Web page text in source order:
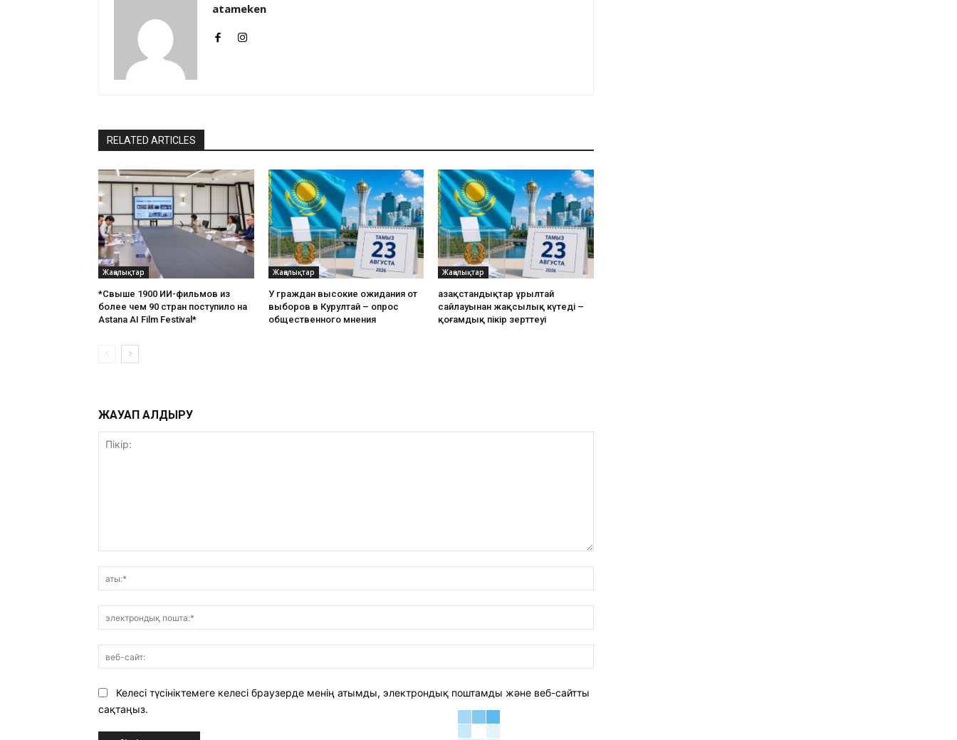
atameken
RELATED ARTICLES
Жаңалықтар
*Свыше 1900 ИИ-фильмов из
более чем 90 стран поступило на
Astana AI Film Festival*
Жаңалықтар
У граждан высокие ожидания от
выборов в Курултай – опрос
общественного мнения
Жаңалықтар
Қазақстандықтар Құрылтай
сайлауынан жақсылық күтеді –
қоғамдық пікір зерттеуі
ЖАУАП ҚАЛДЫРУ
пошта:*
сайт:
Келесі түсініктемеге келесі браузерде менің атымды, электрондық поштамды және веб-сайтты
сақтаңыз.